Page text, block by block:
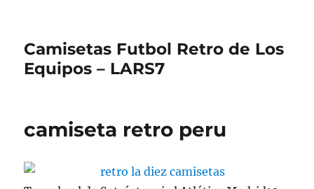
Camisetas Futbol Retro de Los
Equipos – LARS7
camiseta retro peru